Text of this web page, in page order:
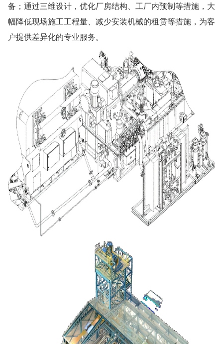
备；通过三维设计，优化厂房结构、工厂内预制等措施，大
幅降低现场施工工程量、减少安装机械的租赁等措施，为客
户提供差异化的专业服务。